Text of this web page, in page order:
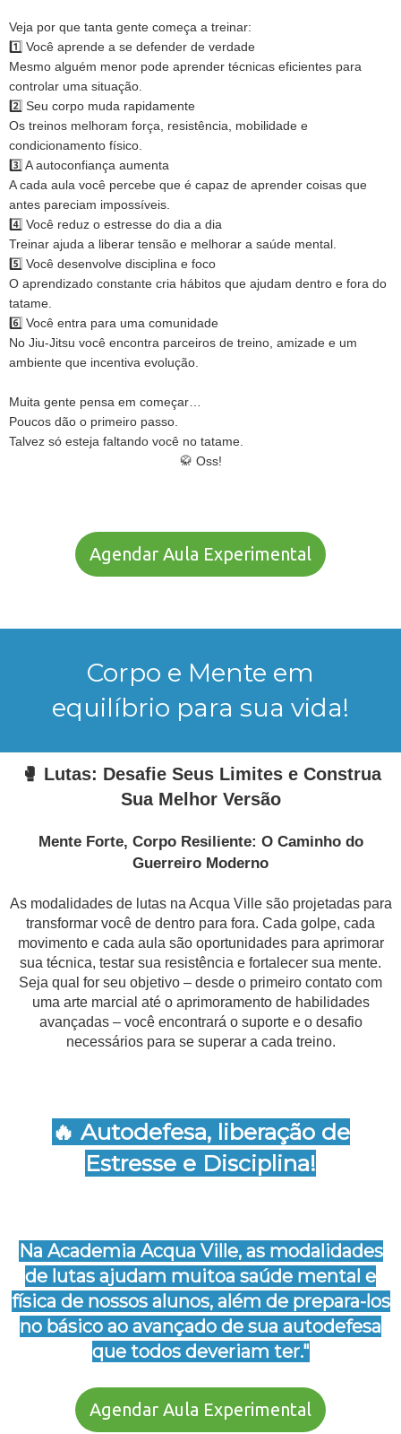
Veja por que tanta gente começa a treinar:
1️⃣ Você aprende a se defender de verdade
Mesmo alguém menor pode aprender técnicas eficientes para
controlar uma situação.
2️⃣ Seu corpo muda rapidamente
Os treinos melhoram força, resistência, mobilidade e
condicionamento físico.
3️⃣ A autoconfiança aumenta
A cada aula você percebe que é capaz de aprender coisas que
antes pareciam impossíveis.
4️⃣ Você reduz o estresse do dia a dia
Treinar ajuda a liberar tensão e melhorar a saúde mental.
5️⃣ Você desenvolve disciplina e foco
O aprendizado constante cria hábitos que ajudam dentro e fora do
tatame.
6️⃣ Você entra para uma comunidade
No Jiu-Jitsu você encontra parceiros de treino, amizade e um
ambiente que incentiva evolução.
Muita gente pensa em começar…
Poucos dão o primeiro passo.
Talvez só esteja faltando você no tatame.
🥋 Oss!
Agendar Aula Experimental
Corpo e Mente em
equilíbrio para sua vida!
🥊 Lutas: Desafie Seus Limites e Construa
Sua Melhor Versão
Mente Forte, Corpo Resiliente: O Caminho do
Guerreiro Moderno
As modalidades de lutas na Acqua Ville são projetadas para
transformar você de dentro para fora. Cada golpe, cada
movimento e cada aula são oportunidades para aprimorar
sua técnica, testar sua resistência e fortalecer sua mente.
Seja qual for seu objetivo – desde o primeiro contato com
uma arte marcial até o aprimoramento de habilidades
avançadas – você encontrará o suporte e o desafio
necessários para se superar a cada treino.
🔥 Autodefesa, liberação de
Estresse e Disciplina!
Na Academia Acqua Ville, as modalidades
de lutas ajudam muitoa saúde mental e
física de nossos alunos, além de prepara-los
no básico ao avançado de sua autodefesa
que todos deveriam ter."
Agendar Aula Experimental